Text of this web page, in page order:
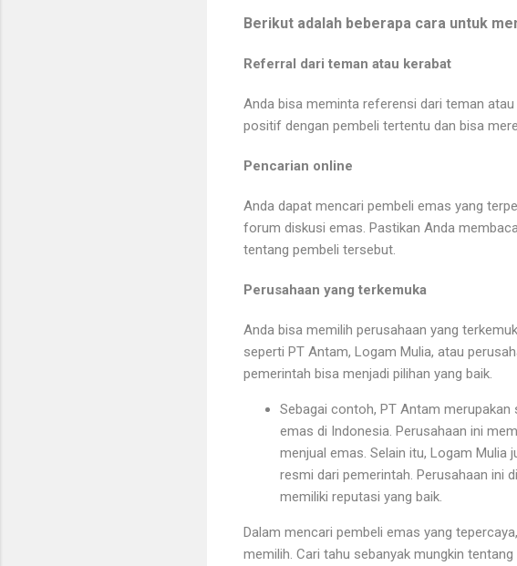
Berikut adalah beberapa cara untuk
Referral dari teman atau kerabat
Anda bisa meminta referensi dari teman
positif dengan pembeli tertentu dan bisa
Pencarian online
Anda dapat mencari pembeli emas yang
forum diskusi emas. Pastikan Anda
tentang pembeli tersebut.
Perusahaan yang terkemuka
Anda bisa memilih perusahaan yang
seperti PT Antam, Logam Mulia, atau
pemerintah bisa menjadi pilihan yang baik.
Sebagai contoh, PT Antam
emas di Indonesia. Perusahaan ini
menjual emas. Selain itu, Logam Mulia
resmi dari pemerintah. Perusahaan ini
memiliki reputasi yang baik.
Dalam mencari pembeli emas yang
memilih. Cari tahu sebanyak mungkin